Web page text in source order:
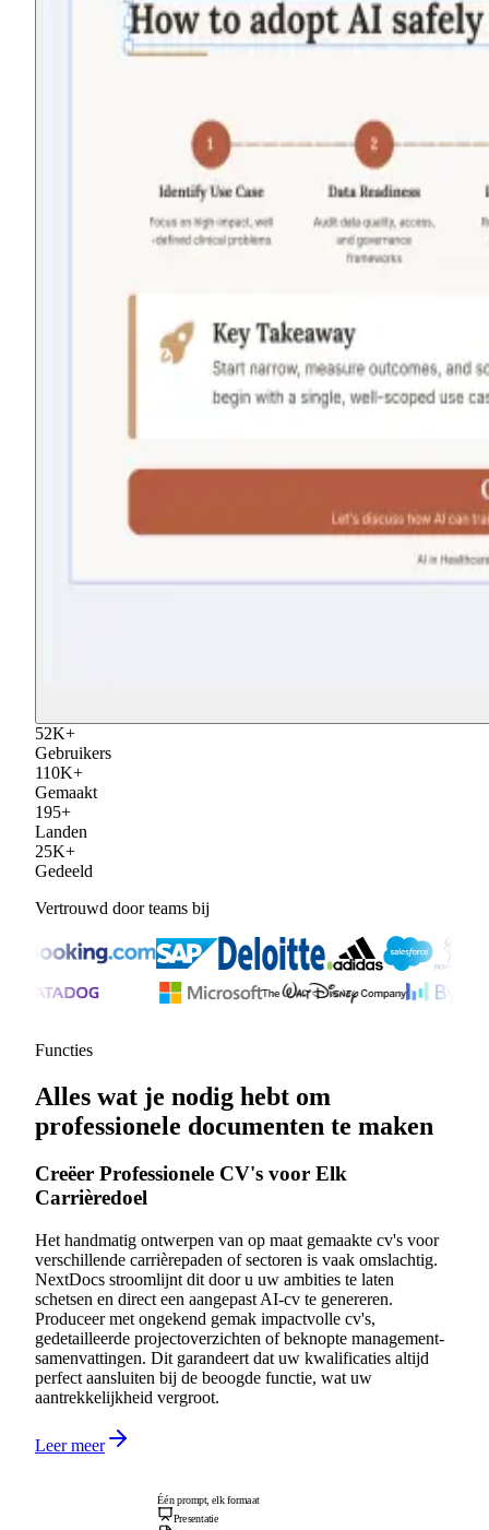
52K+
Gebruikers
110K+
Gemaakt
195+
Landen
25K+
Gedeeld
Vertrouwd door teams bij
Functies
Alles wat je nodig hebt om
professionele documenten te maken
Creëer Professionele CV's voor Elk
Carrièredoel
Het handmatig ontwerpen van op maat gemaakte cv's voor
verschillende carrièrepaden of sectoren is vaak omslachtig.
NextDocs stroomlijnt dit door u uw ambities te laten
schetsen en direct een aangepast AI-cv te genereren.
Produceer met ongekend gemak impactvolle cv's,
gedetailleerde projectoverzichten of beknopte management-
samenvattingen. Dit garandeert dat uw kwalificaties altijd
perfect aansluiten bij de beoogde functie, wat uw
aantrekkelijkheid vergroot.
Leer meer
Één prompt, elk formaat
Presentatie